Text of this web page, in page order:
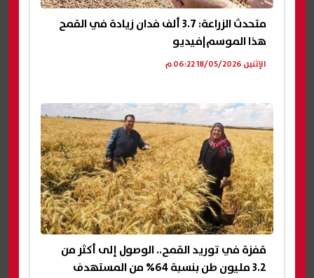
متحدث الزراعة: 3.7 ألف فدان زيادة في القمح
هذا الموسم|فيديو
الإثنين 18/05/2026 06:22 م
قفزة في توريد القمح.. الوصول إلى أكثر من
3.2 مليون طن بنسبة 64% من المستهدف